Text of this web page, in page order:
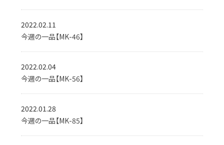
2022.02.11
今週の一品【MK-46】
2022.02.04
今週の一品【MK-56】
2022.01.28
今週の一品【MK-85】